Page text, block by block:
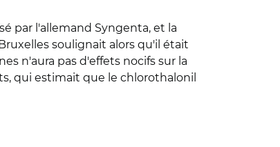
par l'allemand Syngenta, et la
soulignait alors qu'il était
n'aura pas d'effets nocifs sur la
qui estimait que le chlorothalonil